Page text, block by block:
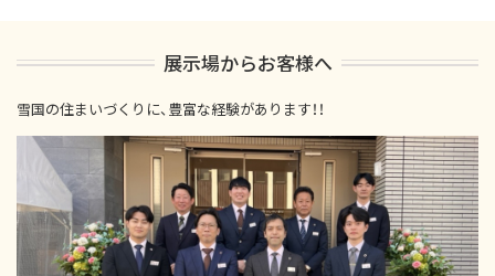
展示場からお客様へ
雪国の住まいづくりに、豊富な経験があります！！